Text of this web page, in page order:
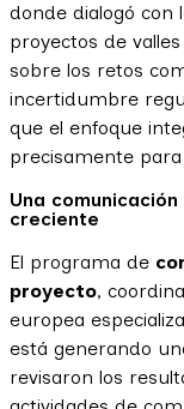
donde dialogó con
proyectos de
sobre los retos
incertidumbre
que el enfoque
precisamente
Una
creciente
El programa de
proyecto,
europea
está generando
revisaron los